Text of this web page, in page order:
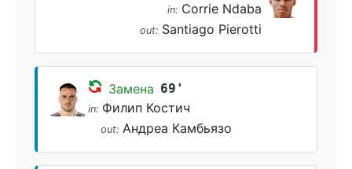
in: Corrie Ndaba
out: Santiago Pierotti
Замена 69'
in: Филип Костич
out: Андреа Камбьязо